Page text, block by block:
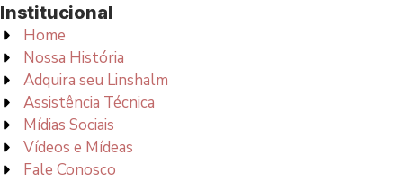
Institucional
Home
Nossa História
Adquira seu Linshalm
Assistência Técnica
Mídias Sociais
Vídeos e Mídeas
Fale Conosco